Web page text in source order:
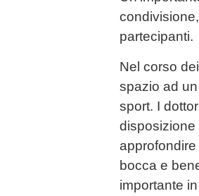
partecipanti.
Nel corso
spazio ad
sport. I
disposizione
bocca e
importante